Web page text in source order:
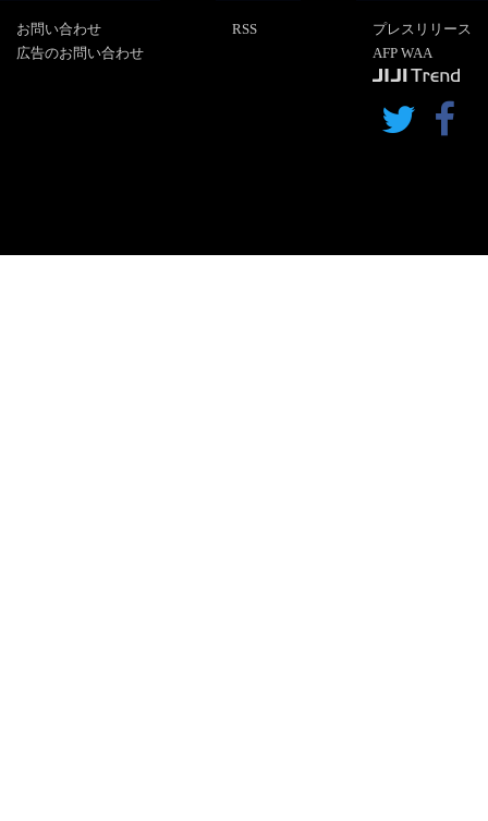
お問い合わせ
広告のお問い合わせ
RSS
プレスリリース
AFP WAA